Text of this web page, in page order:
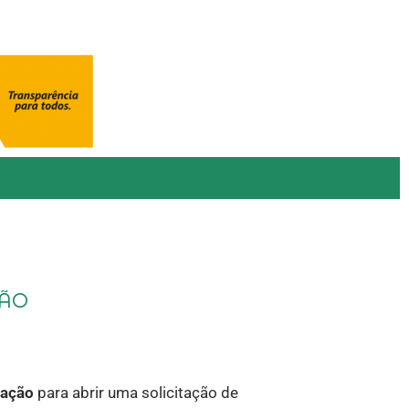
para abrir uma solicitação de